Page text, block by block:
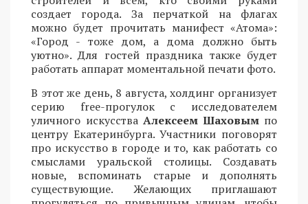
создает города. За перчаткой на флагах
можно будет прочитать манифест «Атома»:
«Город - тоже дом, а дома должно быть
уютно». Для гостей праздника также будет
работать аппарат моментальной печати фото.
В этот же день, 8 августа, холдинг организует
серию free-прогулок с исследователем
уличного искусства Алексеем Шаховым по
центру Екатеринбурга. Участники поговорят
про искусство в городе и то, как работать со
смыслами уральской столицы. Создавать
новые, вспоминать старые и дополнять
существующие. Желающих приглашают